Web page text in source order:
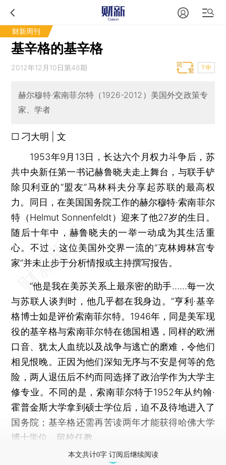
财新周刊
基辛格的基辛格
2012年12月10日第48期 T中
赫尔穆特·索南菲尔特（1926-2012）美国外交政策专
家、学者
□ 刁大明 | 文
1953年9月13日，长达六个月权力斗争后，苏
共中央新任第一书记赫鲁晓夫走上舞台，与联手铲
除贝利亚的“盟友”马林科夫分享起苏联的最高权
力。同日，在美国国务院工作的赫尔穆特·索南菲尔
特（Helmut Sonnenfeldt）迎来了他27岁的生日。
随后十年中，赫鲁晓夫的一举一动成为其生活重
心。不过，这位美国外交界一流的“克林姆林宫专
家”并未止步于分析情报或主持撰写报告。
“他是我在美苏关系上最亲密的助手……每一次
与苏联人谈判时，他几乎都在我身边。”亨利·基辛
格博士如是评价索南菲尔特。1946年，同是美军现
役的基辛格与索南菲尔特在德国相遇，同样的欧洲
口音、犹太人血统以及战争与逃亡的磨难，令他们
相见恨晚。正因为他们深知无序与不安是何等的危
险，两人退伍后不约而同选择了政治学作为大学主
修专业。不同的是，索南菲尔特于1952年从约翰·
霍普金斯大学拿到硕士学位后，迫不及待地进入了
国务院；基辛格还需再苦读两年才能获得哈佛大学
博士学位，留校任教。
本文共计0字 订阅后继续阅读